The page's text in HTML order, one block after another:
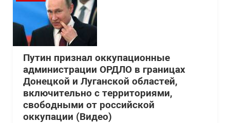
Путин признал оккупационные
администрации ОРДЛО в границах
Донецкой и Луганской областей,
включительно с территориями,
свободными от российской
оккупации (Видео)